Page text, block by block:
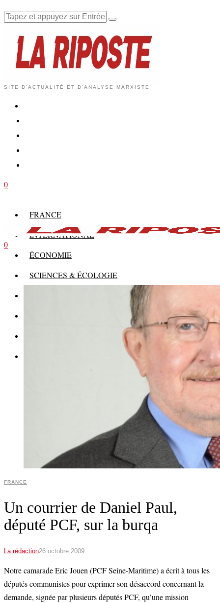
SITE D'ACTUALITÉ ET D'ANALYSE MARXISTE
0
FRANCE
INTERNATIONAL
ÉCONOMIE
SCIENCES & ÉCOLOGIE
0
FRANCE
Un courrier de Daniel Paul,
député PCF, sur la burqa
La rédaction26 octobre 2009
Notre camarade Eric Jouen (PCF Seine-Maritime) a écrit à tous les
députés communistes pour exprimer son désaccord concernant la
demande, signée par plusieurs députés PCF, qu’une mission